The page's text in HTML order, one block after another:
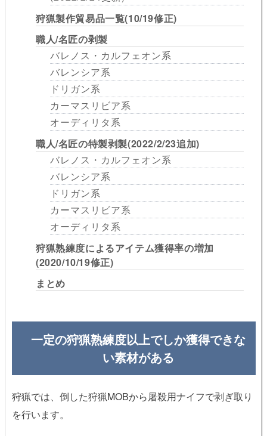
狩猟製作貿易品一覧(10/19修正)
職人/名匠の剥製
バレノス・カルフェオン系
バレンシア系
ドリガン系
カーマスリビア系
オーディリタ系
職人/名匠の特製剥製(2022/2/23追加)
バレノス・カルフェオン系
バレンシア系
ドリガン系
カーマスリビア系
オーディリタ系
狩猟熟練度によるアイテム獲得率の増加
(2020/10/19修正)
まとめ
一定の狩猟熟練度以上でしか獲得できな
い素材がある
狩猟では、倒した狩猟MOBから屠殺用ナイフで剥ぎ取り
を行います。